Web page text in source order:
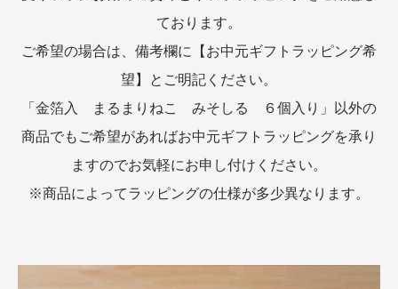
ております。
ご希望の場合は、備考欄に【お中元ギフトラッピング希
望】とご明記ください。
「金箔入 まるまりねこ みそしる ６個入り」以外の
商品でもご希望があればお中元ギフトラッピングを承り
ますのでお気軽にお申し付けください。
※商品によってラッピングの仕様が多少異なります。